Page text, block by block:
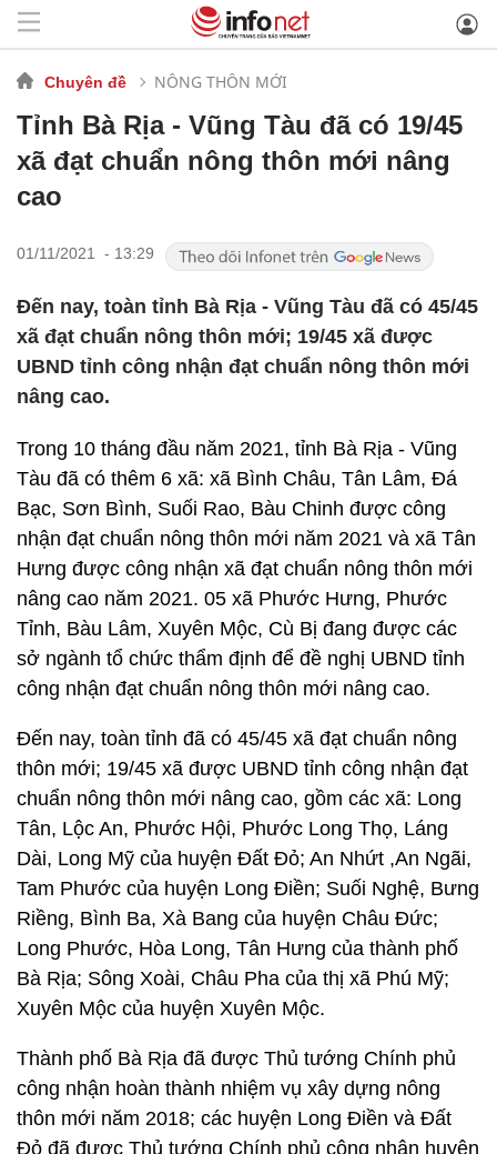
Chuyên đề NÔNG THÔN MỚI
Tỉnh Bà Rịa - Vũng Tàu đã có 19/45
xã đạt chuẩn nông thôn mới nâng
cao
01/11/2021 - 13:29
Đến nay, toàn tỉnh Bà Rịa - Vũng Tàu đã có 45/45
xã đạt chuẩn nông thôn mới; 19/45 xã được
UBND tỉnh công nhận đạt chuẩn nông thôn mới
nâng cao.
Trong 10 tháng đầu năm 2021, tỉnh Bà Rịa - Vũng
Tàu đã có thêm 6 xã: xã Bình Châu, Tân Lâm, Đá
Bạc, Sơn Bình, Suối Rao, Bàu Chinh được công
nhận đạt chuẩn nông thôn mới năm 2021 và xã Tân
Hưng được công nhận xã đạt chuẩn nông thôn mới
nâng cao năm 2021. 05 xã Phước Hưng, Phước
Tỉnh, Bàu Lâm, Xuyên Mộc, Cù Bị đang được các
sở ngành tổ chức thẩm định để đề nghị UBND tỉnh
công nhận đạt chuẩn nông thôn mới nâng cao.
Đến nay, toàn tỉnh đã có 45/45 xã đạt chuẩn nông
thôn mới; 19/45 xã được UBND tỉnh công nhận đạt
chuẩn nông thôn mới nâng cao, gồm các xã: Long
Tân, Lộc An, Phước Hội, Phước Long Thọ, Láng
Dài, Long Mỹ của huyện Đất Đỏ; An Nhứt ,An Ngãi,
Tam Phước của huyện Long Điền; Suối Nghệ, Bưng
Riềng, Bình Ba, Xà Bang của huyện Châu Đức;
Long Phước, Hòa Long, Tân Hưng của thành phố
Bà Rịa; Sông Xoài, Châu Pha của thị xã Phú Mỹ;
Xuyên Mộc của huyện Xuyên Mộc.
Thành phố Bà Rịa đã được Thủ tướng Chính phủ
công nhận hoàn thành nhiệm vụ xây dựng nông
thôn mới năm 2018; các huyện Long Điền và Đất
Đỏ đã được Thủ tướng Chính phủ công nhận huyện